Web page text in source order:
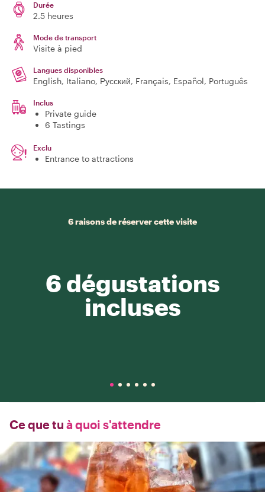
Durée
2.5 heures
Mode de transport
Visite à pied
Langues disponibles
English, Italiano, Русский, Français, Español, Português
Inclus
Private guide
6 Tastings
Exclu
Entrance to attractions
6 raisons de réserver cette visite
6 dégustations
incluses
Ce que tu à quoi s'attendre